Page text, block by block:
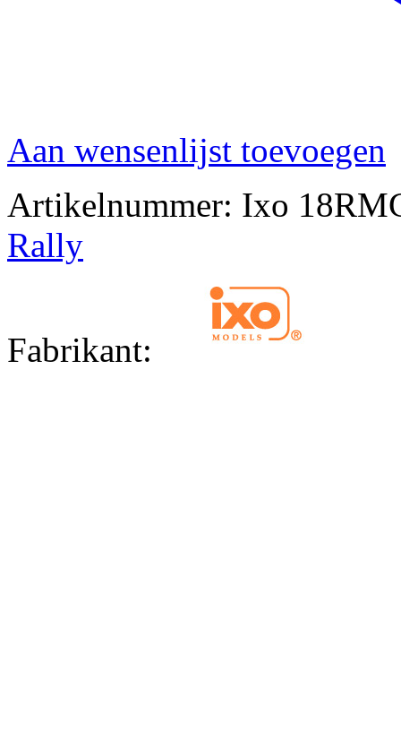
Aan wensenlijst toevoegen
Artikelnummer: Ixo
Rally
Fabrikant: